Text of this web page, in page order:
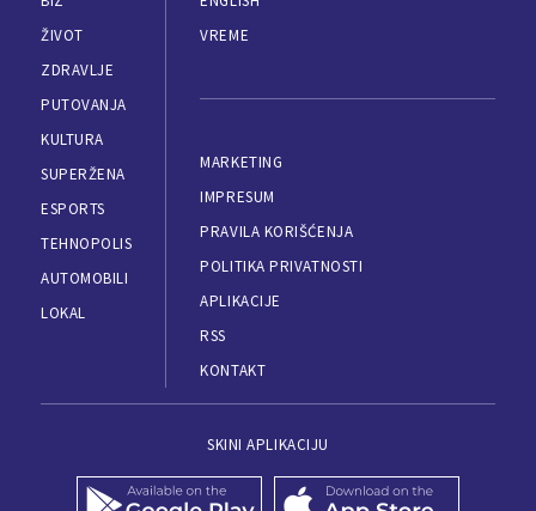
ŽIVOT
ZDRAVLJE
PUTOVANJA
KULTURA
SUPERŽENA
ESPORTS
TEHNOPOLIS
AUTOMOBILI
LOKAL
VREME
MARKETING
IMPRESUM
PRAVILA KORIŠĆENJA
POLITIKA PRIVATNOSTI
APLIKACIJE
RSS
KONTAKT
SKINI APLIKACIJU